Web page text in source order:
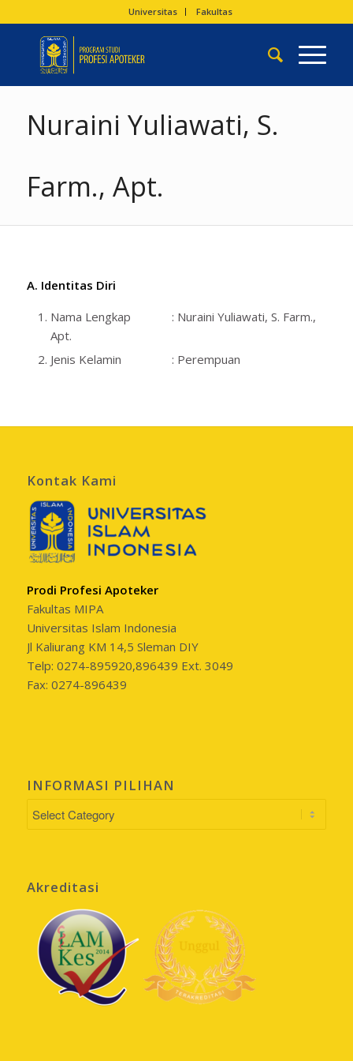
Universitas Fakultas
Nuraini Yuliawati, S.
Farm., Apt.
A. Identitas Diri
Nama Lengkap : Nuraini Yuliawati, S. Farm.,
Apt.
Jenis Kelamin : Perempuan
Kontak Kami
Prodi Profesi Apoteker
Fakultas MIPA
Universitas Islam Indonesia
Jl Kaliurang KM 14,5 Sleman DIY
Telp: 0274-895920,896439 Ext. 3049
Fax: 0274-896439
INFORMASI PILIHAN
Akreditasi